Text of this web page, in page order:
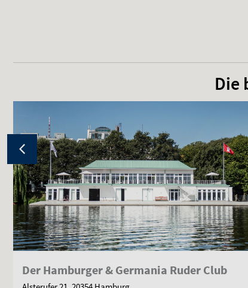
Die
Der Hamburger & Germania Ruder Club